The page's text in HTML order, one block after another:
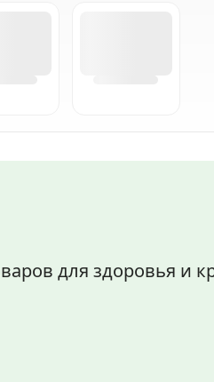
для здоровья и